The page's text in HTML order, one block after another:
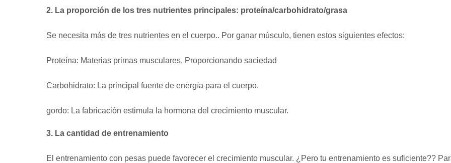
2. La proporción de los tres nutrientes principales: proteína/carbohidrato/grasa
Se necesita más de tres nutrientes en el cuerpo.. Por ganar músculo, tienen estos siguientes efectos:
Proteína: Materias primas musculares, Proporcionando saciedad
Carbohidrato: La principal fuente de energía para el cuerpo.
gordo: La fabricación estimula la hormona del crecimiento muscular.
3. La cantidad de entrenamiento
El entrenamiento con pesas puede favorecer el crecimiento muscular. ¿Pero tu entrenamiento es suficiente??